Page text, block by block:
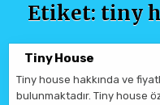
Etiket: tiny
Tiny House
Tiny house hakkında ve
bulunmaktadır. Tiny house